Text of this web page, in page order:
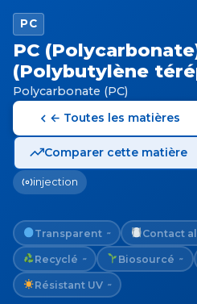
PC
PC
(Polybutylène
Polycarbonate (PC)
← Toutes les matières
Comparer cette matière
injection
Transparent ~ Contact
Recyclé ~ Biosourcé ~
Résistant UV ~